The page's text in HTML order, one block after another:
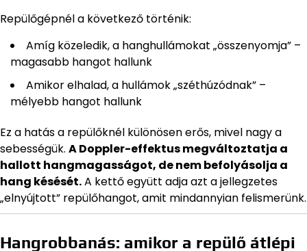
Repülőgépnél a következő történik:
Amíg közeledik, a hanghullámokat „összenyomja” –
magasabb hangot hallunk
Amikor elhalad, a hullámok „széthúzódnak” –
mélyebb hangot hallunk
Ez a hatás a repülőknél különösen erős, mivel nagy a
sebességük. A Doppler-effektus megváltoztatja a
hallott hangmagasságot, de nem befolyásolja a
hang késését.A kettő együtt adja azt a jellegzetes
„elnyújtott” repülőhangot, amit mindannyian felismerünk.
Hangrobbanás: amikor a repülő átlépi